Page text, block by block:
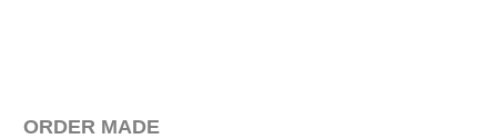
ORDER MADE